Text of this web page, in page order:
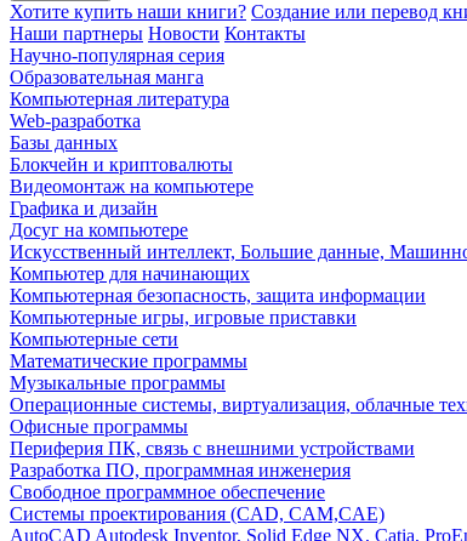
Хотите купить наши книги? Создание или перевод
Наши партнеры Новости Контакты
Научно-популярная серия
Образовательная манга
Компьютерная литература
Web-разработка
Базы данных
Блокчейн и криптовалюты
Видеомонтаж на компьютере
Графика и дизайн
Досуг на компьютере
Искусственный интеллект, Большие данные,
Компьютер для начинающих
Компьютерная безопасность, защита информации
Компьютерные игры, игровые приставки
Компьютерные сети
Математические программы
Музыкальные программы
Операционные системы, виртуализация, облачные
Офисные программы
Периферия ПК, связь с внешними устройствами
Разработка ПО, программная инженерия
Свободное программное обеспечение
Системы проектирования (CAD, CAM,CAE)
AutoCAD Autodesk Inventor, Solid Edge NX, Catia,